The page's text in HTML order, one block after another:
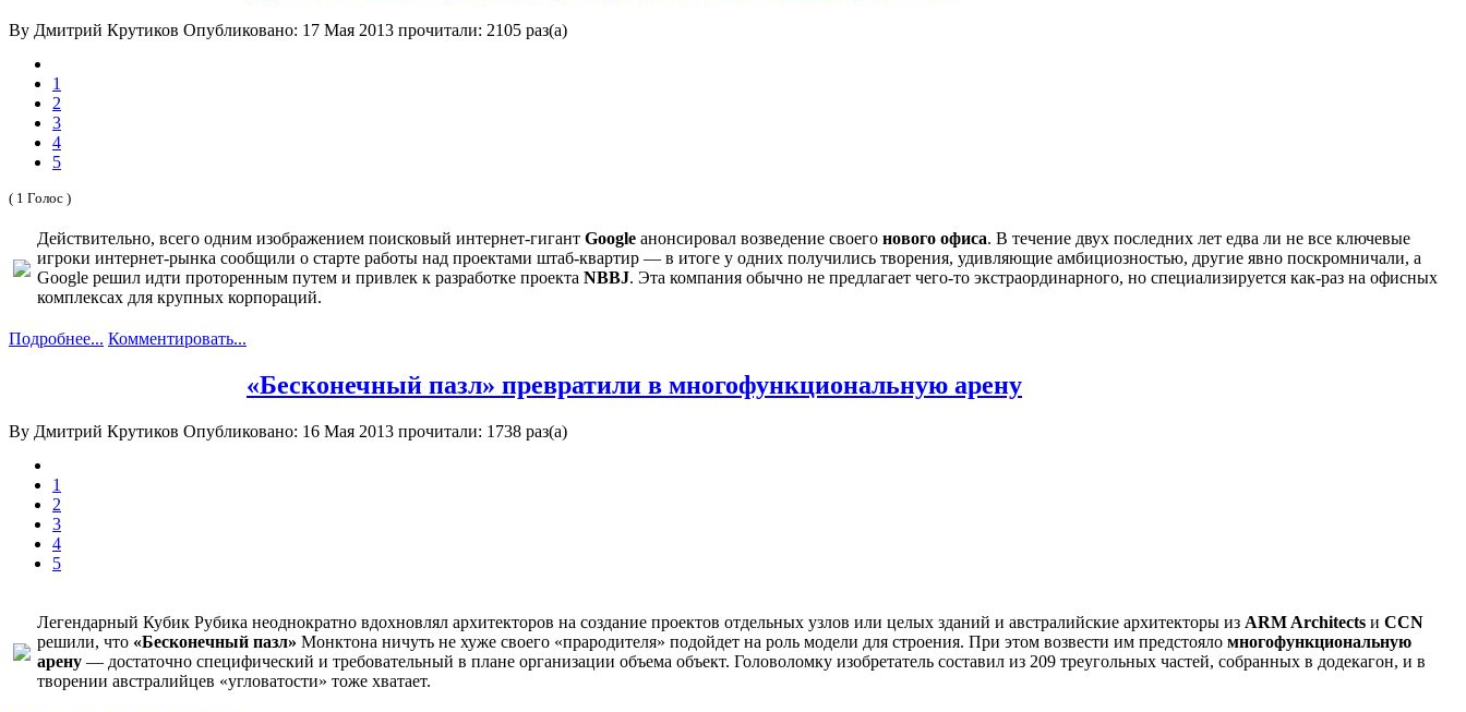
By Дмитрий Крутиков Опубликовано: 17 Мая 2013 прочитали: 2105 раз(а)
1
2
3
4
5
( 1 Голос )
Действительно, всего одним изображением поисковый интернет-гигант Google анонсировал возведение своего нового офиса. В течение двух последних лет едва ли не все ключевые
игроки интернет-рынка сообщили о старте работы над проектами штаб-квартир — в итоге у одних получились творения, удивляющие амбициозностью, другие явно поскромничали, а
Google решил идти проторенным путем и привлек к разработке проекта NBBJ. Эта компания обычно не предлагает чего-то экстраординарного, но специализируется как-раз на офисных
комплексах для крупных корпораций.
Подробнее... Комментировать...
«Бесконечный пазл» превратили в многофункциональную арену
By Дмитрий Крутиков Опубликовано: 16 Мая 2013 прочитали: 1738 раз(а)
1
2
3
4
5
Легендарный Кубик Рубика неоднократно вдохновлял архитекторов на создание проектов отдельных узлов или целых зданий и австралийские архитекторы из ARM Architects и CCN
решили, что «Бесконечный пазл» Монктона ничуть не хуже своего «прародителя» подойдет на роль модели для строения. При этом возвести им предстояло многофункциональную
арену — достаточно специфический и требовательный в плане организации объема объект. Головоломку изобретатель составил из 209 треугольных частей, собранных в додекагон, и в
творении австралийцев «угловатости» тоже хватает.